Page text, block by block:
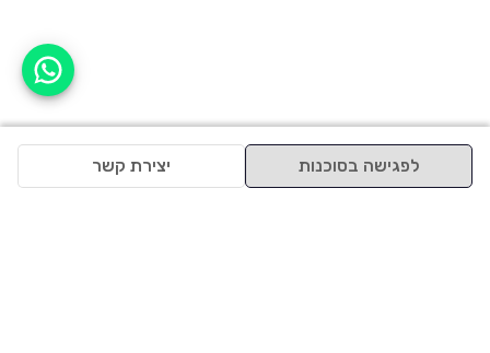
לפגישה בסוכנות יצירת קשר
אפשר לעזור?